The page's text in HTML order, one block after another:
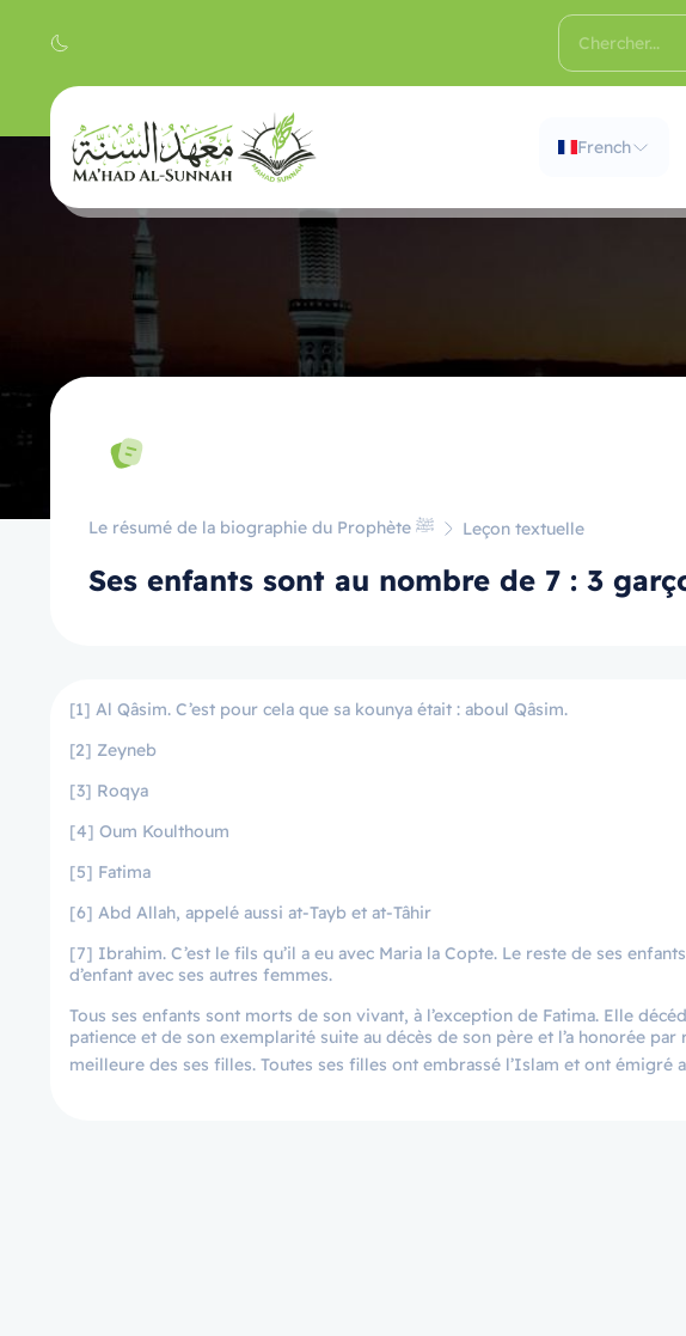
French
Le résumé de la biographie du Prophète ﷺ Leçon textuelle
Ses enfants sont au nombre de 7 : 3
[1] Al Qâsim. C’est pour cela que sa kounya était : aboul Qâsim.
[2] Zeyneb
[3] Roqya
[4] Oum Koulthoum
[5] Fatima
[6] Abd Allah, appelé aussi at-Tayb et at-Tâhir
[7] Ibrahim. C’est le fils qu’il a eu avec Maria la Copte. Le reste de ses
d’enfant avec ses autres femmes.
Tous ses enfants sont morts de son vivant, à l’exception de Fatima. Elle
patience et de son exemplarité suite au décès de son père et l’a honorée